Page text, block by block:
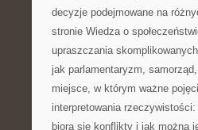
decyzje podejmowane na
stronie Wiedza o
upraszczania
jak parlamentaryzm,
miejsce, w którym ważne
interpretowania
biorą się konflikty i jak można